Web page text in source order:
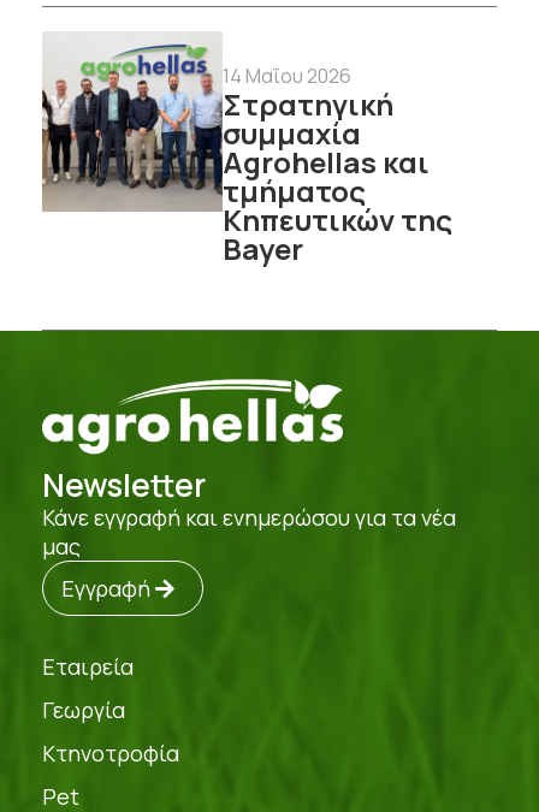
14 Μαΐου 2026
Στρατηγική
συμμαχία
Agrohellas και
τμήματος
Κηπευτικών της
Bayer
Newsletter
Κάνε εγγραφή και ενημερώσου για τα νέα
μας
Εγγραφή
Εταιρεία
Γεωργία
Κτηνοτροφία
Pet